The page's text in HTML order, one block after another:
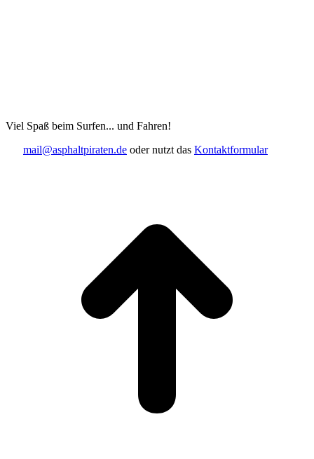
Viel Spaß beim Surfen... und Fahren!
mail@asphaltpiraten.de oder nutzt das Kontaktformular